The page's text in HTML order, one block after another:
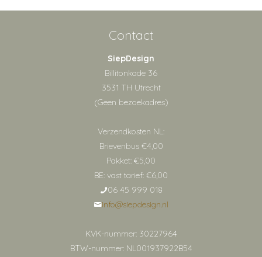
Contact
SiepDesign
Billitonkade 36
3531 TH Utrecht
(Geen bezoekadres)
Verzendkosten NL:
Brievenbus €4,00
Pakket: €5,00
BE: vast tarief: €6,00
06 45 999 018
info@siepdesign.nl
KVK-nummer: 30227964
BTW-nummer: NL001937922B54